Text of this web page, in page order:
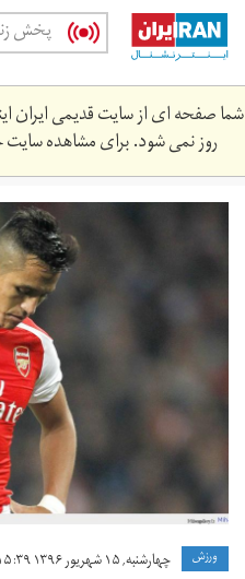
Skip
main
content
پخش
شما صفحه ای از سایت قدیمی ایران
روز نمی شود. برای مشاهده سایت
092314-
soccer-
arsenal-
alexis-
sanchez-
piston-
whipped-
ss-
pi.jpg
ورزش چهارشنبه, ۱۵ شهریور ۱۳۹۶ ۱۵:۳۹